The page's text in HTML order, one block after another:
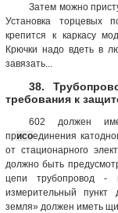
Затем можно
Установка торцевых
крепится к каркасу
Крючки надо вдеть в
завязать...
38.
требования к
602 должен
присоединения
от стационарного
должно быть
цепи трубопровод -
измерительный пункт
земля» должен иметь